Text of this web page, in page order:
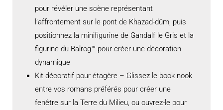
pour révéler une scène représentant
l’affrontement sur le pont de Khazad-dûm, puis
positionnez la minifigurine de Gandalf le Gris et la
figurine du Balrog™ pour créer une décoration
dynamique
Kit décoratif pour étagère – Glissez le book nook
entre vos romans préférés pour créer une
fenêtre sur la Terre du Milieu, ou ouvrez-le pour